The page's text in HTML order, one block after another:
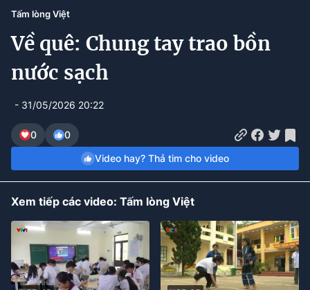
Pháp luật
Xã hội
Thế giới
Công nghệ
Current
Time
0:12 / Duration
5:39
Tấm lòng Việt
Về quê: Chung tay trao bồn
nước sạch
- 31/05/2026 20:22
0
0
Video hay? Thả tim cho video
Xem tiếp các video: Tấm lòng Việt